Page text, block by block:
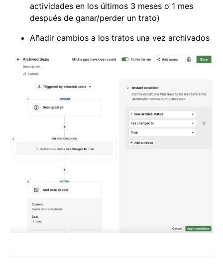
actividades en los últimos 3 meses o 1 mes
después de ganar/perder un trato)
Añadir cambios a los tratos una vez archivados